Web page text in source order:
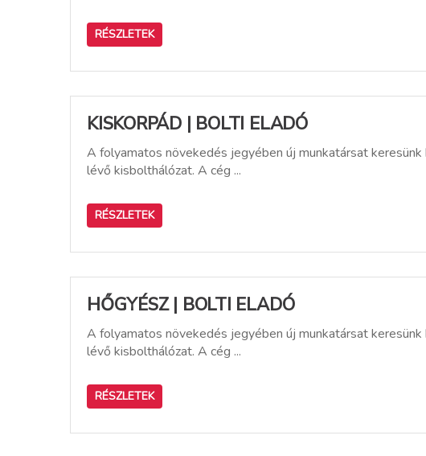
RÉSZLETEK
KISKORPÁD | BOLTI ELADÓ
A folyamatos növekedés jegyében új munkatársat
lévő kisbolthálózat. A cég ...
RÉSZLETEK
HŐGYÉSZ | BOLTI ELADÓ
A folyamatos növekedés jegyében új munkatársat
lévő kisbolthálózat. A cég ...
RÉSZLETEK